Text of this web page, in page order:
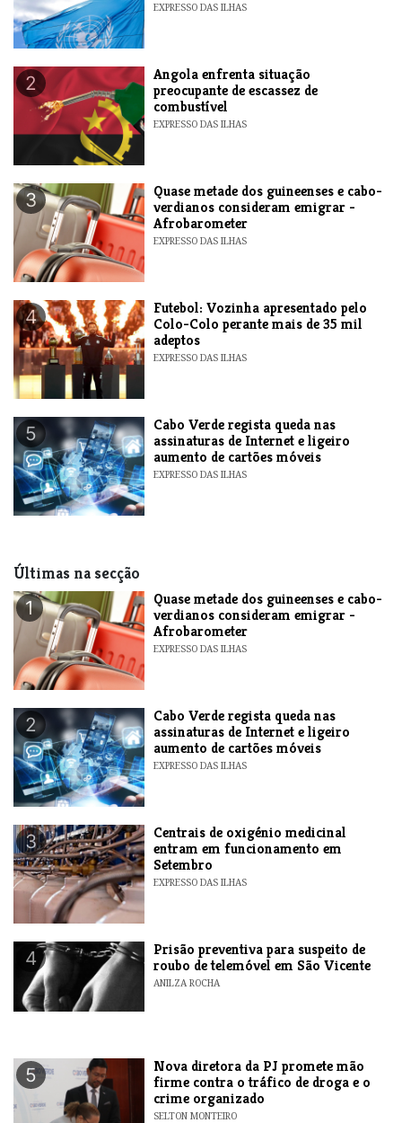
EXPRESSO DAS ILHAS
2
Angola enfrenta situação
preocupante de escassez de
combustível
EXPRESSO DAS ILHAS
3
Quase metade dos guineenses e cabo-
verdianos consideram emigrar -
Afrobarometer
EXPRESSO DAS ILHAS
4
Futebol: Vozinha apresentado pelo
Colo-Colo perante mais de 35 mil
adeptos
EXPRESSO DAS ILHAS
5
Cabo Verde regista queda nas
assinaturas de Internet e ligeiro
aumento de cartões móveis
EXPRESSO DAS ILHAS
Últimas na secção
1
Quase metade dos guineenses e cabo-
verdianos consideram emigrar -
Afrobarometer
EXPRESSO DAS ILHAS
2
Cabo Verde regista queda nas
assinaturas de Internet e ligeiro
aumento de cartões móveis
EXPRESSO DAS ILHAS
3
Centrais de oxigénio medicinal
entram em funcionamento em
Setembro
EXPRESSO DAS ILHAS
4
Prisão preventiva para suspeito de
roubo de telemóvel em São Vicente
ANILZA ROCHA
5
Nova diretora da PJ promete mão
firme contra o tráfico de droga e o
crime organizado
SELTON MONTEIRO